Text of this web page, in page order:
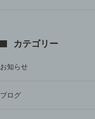
カテゴリー
お知らせ
ブログ